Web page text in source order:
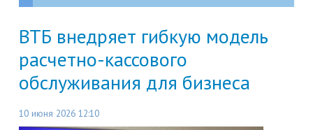
ВТБ внедряет гибкую модель
расчетно-кассового
обслуживания для бизнеса
10 июня 2026 12:10